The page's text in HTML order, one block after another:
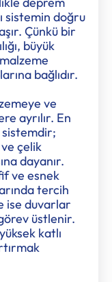
sistemin doğru
Çünkü bir
büyük
bağlıdır.
ve
ayrılır. En
sistemdir;
çelik
dayanır.
ve esnek
tercih
ise duvarlar
görev üstlenir.
katlı